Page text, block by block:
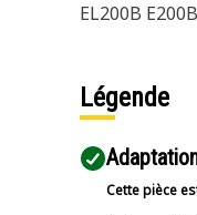
EL200B E200B
Légende
Cette pièce